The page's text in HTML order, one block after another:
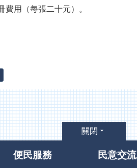
用（每張二十元）。
關閉
便民服務 民意交流